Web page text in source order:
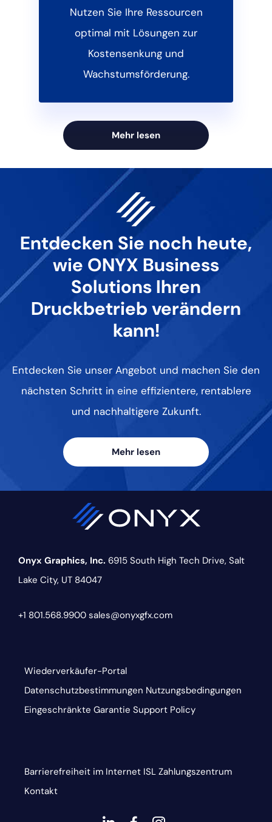
Nutzen Sie Ihre Ressourcen
optimal mit Lösungen zur
Kostensenkung und
Wachstumsförderung.
Mehr lesen
Entdecken Sie noch heute,
wie ONYX Business
Solutions Ihren
Druckbetrieb verändern
kann!
Entdecken Sie unser Angebot und machen Sie den
nächsten Schritt in eine effizientere, rentablere
und nachhaltigere Zukunft.
Mehr lesen
Onyx Graphics, Inc. 6915 South High Tech Drive, Salt
Lake City, UT 84047
+1 801.568.9900 sales@onyxgfx.com
Wiederverkäufer-Portal
Datenschutzbestimmungen Nutzungsbedingungen
Eingeschränkte Garantie Support Policy
Barrierefreiheit im Internet ISL Zahlungszentrum
Kontakt